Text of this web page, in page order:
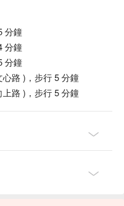
分鐘
分鐘
分鐘
路 )，步行 5 分鐘
路 )，步行 5 分鐘